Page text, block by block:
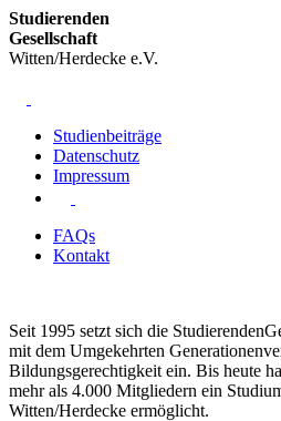
Studierenden
Gesellschaft
Witten/Herdecke e.V.
Studienbeiträge
Datenschutz
Impressum
FAQs
Kontakt
Seit 1995 setzt sich die
mit dem Umgekehrten
Bildungsgerechtigkeit ein. Bis heute
mehr als 4.000 Mitgliedern ein
Witten/Herdecke ermöglicht.